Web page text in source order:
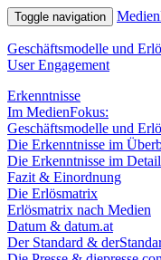
Toggle navigation
Geschäfts­mo­delle und
User Engagement
Erkenntnisse
Im MedienFokus:
Geschäftsmodelle und
Die Erkenntnisse im
Die Erkenntnisse im Detail
Fazit & Einordnung
Die Erlösmatrix
Erlösmatrix nach Medien
Datum & datum.at
Der Standard &